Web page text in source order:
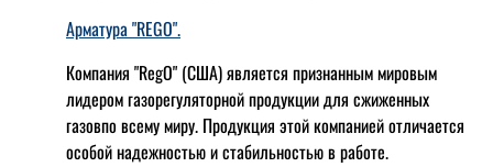
Арматура "REGO".
Компания "RegO" (США) является признанным мировым
лидером газорегуляторной продукции для сжиженных
газовпо всему миру. Продукция этой компанией отличается
особой надежностью и стабильностью в работе.